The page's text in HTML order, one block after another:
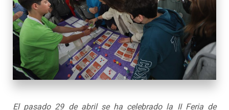
El pasado 29 de abril se ha celebrado la II Feria de